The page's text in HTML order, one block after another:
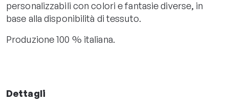
personalizzabili con colori e fantasie diverse, in
base alla disponibilità di tessuto.
Produzione 100 % italiana.
Dettagli